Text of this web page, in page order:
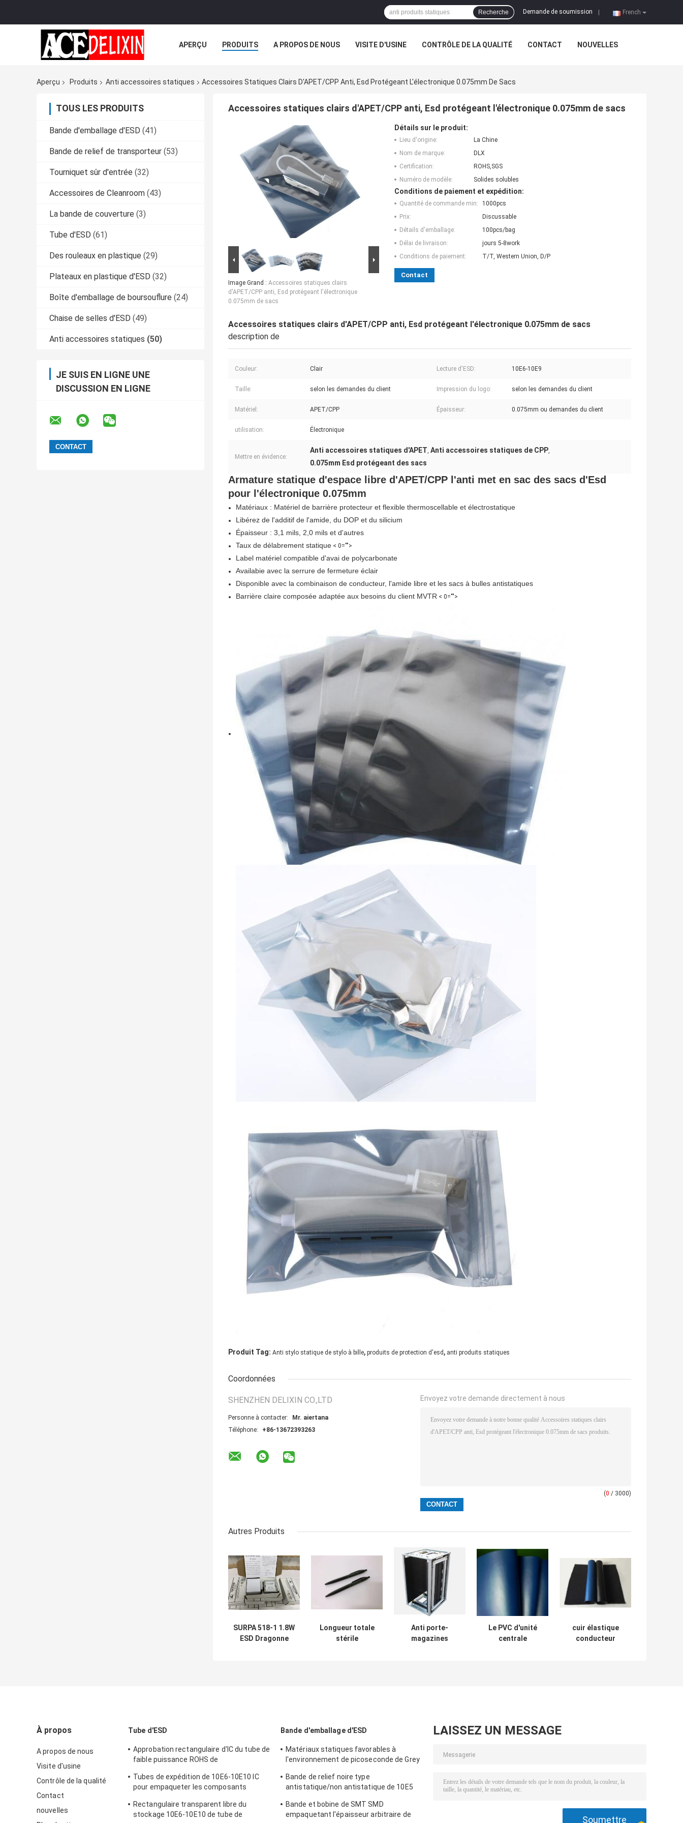
French
Demande de soumission
Recherche
APERÇU PRODUITS A PROPOS DE NOUS VISITE D'USINE CONTRÔLE DE LA QUALITÉ CONTACT NOUVELLES
Aperçu
Produits Anti accessoires statiques Accessoires Statiques Clairs D'APET/CPP Anti, Esd Protégeant L'électronique 0.075mm De Sacs
TOUS LES PRODUITS
Bande d'emballage d'ESD (41)
Bande de relief de transporteur (53)
Tourniquet sûr d'entrée (32)
Accessoires de Cleanroom (43)
La bande de couverture (3)
Tube d'ESD (61)
Des rouleaux en plastique (29)
Plateaux en plastique d'ESD (32)
Boîte d'emballage de boursouflure (24)
Chaise de selles d'ESD (49)
Anti accessoires statiques (50)
JE SUIS EN LIGNE UNE
DISCUSSION EN LIGNE
Accessoires statiques clairs d'APET/CPP anti, Esd protégeant l'électronique 0.075mm de sacs
Image Grand : Accessoires statiques clairs
d'APET/CPP anti, Esd protégeant l'électronique
0.075mm de sacs
Détails sur le produit:
Lieu d'origine:
La Chine
Nom de marque:
DLX
Certification:
ROHS,SGS
Numéro de modèle:
Solides solubles
Conditions de paiement et expédition:
Quantité de commande min:
1000pcs
Prix:
Discussable
Détails d'emballage:
100pcs/bag
Délai de livraison:
jours 5-8work
Conditions de paiement:
T/T, Western Union, D/P
Contact
Accessoires statiques clairs d'APET/CPP anti, Esd protégeant l'électronique 0.075mm de sacs
description de
Couleur: Clair Lecture d'ESD: 10E6-10E9
Taille: selon les demandes du client Impression du logo: selon les demandes du client
Matériel: APET/CPP Épaisseur: 0.075mm ou demandes du client
utilisation: Électronique
Mettre en évidence:
Anti accessoires statiques d'APET, Anti accessoires statiques de CPP,
0.075mm Esd protégeant des sacs
Armature statique d'espace libre d'APET/CPP l'anti met en sac des sacs d'Esd
pour l'électronique 0.075mm
Matériaux : Matériel de barrière protecteur et flexible thermoscellable et électrostatique
Libérez de l'additif de l'amide, du DOP et du silicium
Épaisseur : 3,1 mils, 2,0 mils et d'autres
Taux de délabrement statique < 0="">
Label matériel compatible d'avai de polycarbonate
Availabie avec la serrure de fermeture éclair
Disponible avec la combinaison de conducteur, l'amide libre et les sacs à bulles antistatiques
Barrière claire composée adaptée aux besoins du client MVTR < 0="">
Produit Tag: Anti stylo statique de stylo à bille, produits de protection d'esd , anti produits statiques
Coordonnées
SHENZHEN DELIXIN CO.,LTD
Personne à contacter:
Mr. aiertana
Téléphone:
+86-13672393263
Envoyez votre demande directement à nous
(0 / 3000)
Autres Produits
SURPA 518-1 1.8W
ESD Dragonne
Longueur totale
stérile
Anti porte-
magazines
Le PVC d'unité
centrale
cuir élastique
conducteur
À propos
A propos de nous
Visite d'usine
Contrôle de la qualité
Contact
nouvelles
Tube d'ESD
Approbation rectangulaire d'IC du tube de
faible puissance ROHS de
Tubes de expédition de 10E6-10E10 IC
pour empaqueter les composants
Rectangulaire transparent libre du
stockage 10E6-10E10 de tube de
Bande d'emballage d'ESD
Matériaux statiques favorables à
l'environnement de picoseconde de Grey
Bande de relief noire type
antistatique/non antistatique de 10E5
Bande et bobine de SMT SMD
empaquetant l'épaisseur arbitraire de
LAISSEZ UN MESSAGE